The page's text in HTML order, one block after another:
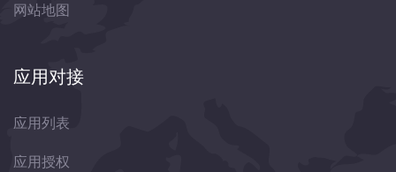
网站地图
应用对接
应用列表
应用授权